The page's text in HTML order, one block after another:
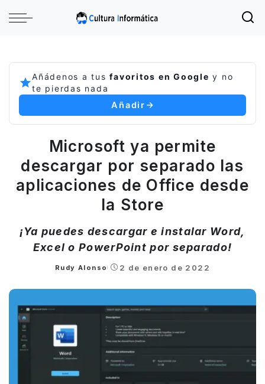
Añádenos a tusfavoritos en Google y no
te pierdas nada
Añadir
Microsoft ya permite
descargar por separado las
aplicaciones de Office desde
la Store
¡Ya puedes descargar e instalar Word,
Excel o PowerPoint por separado!
Posted
Rudy Alonso 2 de enero de 2022